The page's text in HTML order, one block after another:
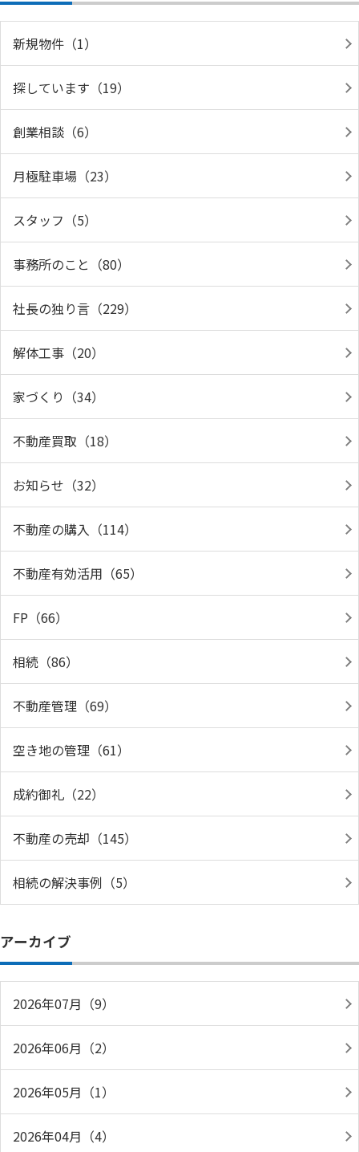
新規物件（1）
探しています（19）
創業相談（6）
月極駐車場（23）
スタッフ（5）
事務所のこと（80）
社長の独り言（229）
解体工事（20）
家づくり（34）
不動産買取（18）
お知らせ（32）
不動産の購入（114）
不動産有効活用（65）
FP（66）
相続（86）
不動産管理（69）
空き地の管理（61）
成約御礼（22）
不動産の売却（145）
相続の解決事例（5）
アーカイブ
2026年07月（9）
2026年06月（2）
2026年05月（1）
2026年04月（4）